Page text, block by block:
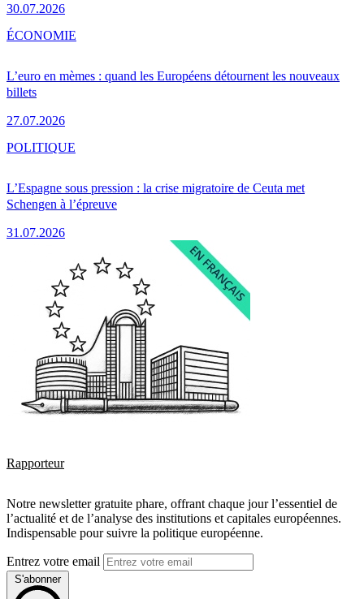
30.07.2026
L’euro en mèmes : quand les Européens détournent les nouveaux
billets
27.07.2026
ÉCONOMIE
L’Espagne sous pression : la crise migratoire de Ceuta met
Schengen à l’épreuve
31.07.2026
POLITIQUE
Rapporteur
Notre newsletter gratuite phare, offrant chaque jour l’essentiel de
l’actualité et de l’analyse des institutions et capitales européennes.
Indispensable pour suivre la politique européenne.
Entrez votre email
S'abonner